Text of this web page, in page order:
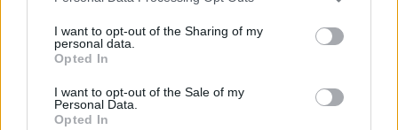
I want to opt-out of the Sharing of my
personal data.
Opted In
I want to opt-out of the Sale of my
Personal Data.
Opted In
πηγή: ΑΠΕ